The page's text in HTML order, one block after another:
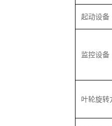
起动设备
监控设备
叶轮旋转